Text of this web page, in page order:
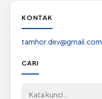
KONTAK
tamhor.dev@gmail.com
CARI
Cari di situs